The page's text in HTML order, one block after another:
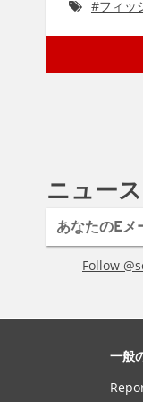
#フィッ
ニュー
Follow
一般